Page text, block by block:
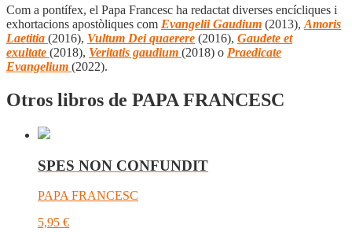
Com a pontífex, el Papa Francesc ha redactat diverses encícliques i
exhortacions apostòliques com Evangelii Gaudium (2013), Amoris
Laetitia (2016), Vultum Dei quaerere (2016), Gaudete et
exultate (2018), Veritatis gaudium (2018) o Praedicate
Evangelium (2022).
Otros libros de PAPA FRANCESC
SPES NON CONFUNDIT
PAPA FRANCESC
5,95 €